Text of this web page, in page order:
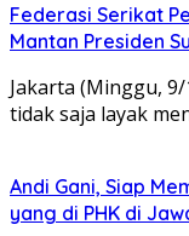
Federasi Serikat
Mantan Presiden
Jakarta (Minggu,
tidak saja layak
Andi Gani, Siap
yang di PHK di